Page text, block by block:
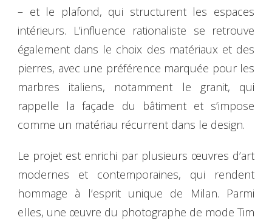
– et le plafond, qui structurent les espaces
intérieurs. L’influence rationaliste se retrouve
également dans le choix des matériaux et des
pierres, avec une préférence marquée pour les
marbres italiens, notamment le granit, qui
rappelle la façade du bâtiment et s’impose
comme un matériau récurrent dans le design.
Le projet est enrichi par plusieurs œuvres d’art
modernes et contemporaines, qui rendent
hommage à l’esprit unique de Milan. Parmi
elles, une œuvre du photographe de mode Tim